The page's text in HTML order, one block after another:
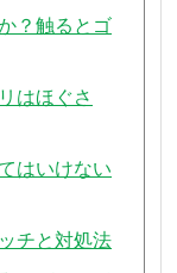
？触るとゴ
はほぐさ
はいけない
チと対処法